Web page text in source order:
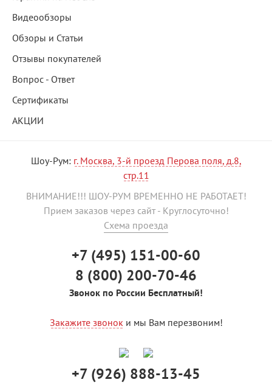
Видеообзоры
Обзоры и Статьи
Отзывы покупателей
Вопрос - Ответ
Сертификаты
АКЦИИ
Шоу-Рум: г. Москва, 3-й проезд Перова поля, д.8,
стр.11
ВНИМАНИЕ!!! ШОУ-РУМ ВРЕМЕННО НЕ РАБОТАЕТ!
Прием заказов через сайт - Круглосуточно!
Схема проезда
+7 (495) 151-00-60
8 (800) 200-70-46
Звонок по России Бесплатный!
Закажите звонок и мы Вам перезвоним!
+7 (926) 888-13-45